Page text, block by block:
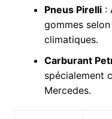
Pneus Pirelli:
gommes
climatiques.
Carburant
spécialement
Mercedes.